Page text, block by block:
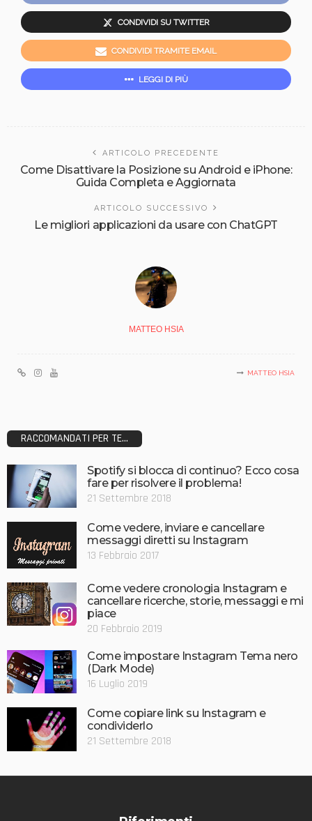
CONDIVIDI SU TWITTER
CONDIVIDI TRAMITE EMAIL
LEGGI DI PIÙ
ARTICOLO PRECEDENTE
Come Disattivare la Posizione su Android e iPhone:
Guida Completa e Aggiornata
ARTICOLO SUCCESSIVO
Le migliori applicazioni da usare con ChatGPT
MATTEO HSIA
MATTEO HSIA
RACCOMANDATI PER TE...
Spotify si blocca di continuo? Ecco cosa
fare per risolvere il problema!
21 Settembre 2018
Come vedere, inviare e cancellare
messaggi diretti su Instagram
13 Febbraio 2017
Come vedere cronologia Instagram e
cancellare ricerche, storie, messaggi e mi
piace
20 Febbraio 2019
Come impostare Instagram Tema nero
(Dark Mode)
16 Luglio 2019
Come copiare link su Instagram e
condividerlo
21 Settembre 2018